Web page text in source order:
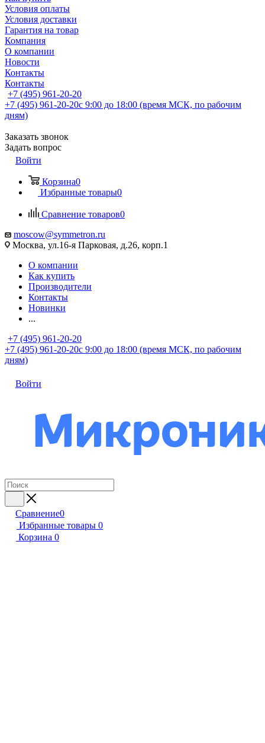
Условия оплаты
Условия доставки
Гарантия на товар
Компания
О компании
Новости
Контакты
Контакты
+7 (495) 961-20-20
+7 (495) 961-20-20с 9:00 до 18:00 (время МСК, по рабочим
дням)
Заказать звонок
Задать вопрос
Войти
Корзина0
Избранные товары0
Сравнение товаров0
moscow@symmetron.ru
Москва, ул.16-я Парковая, д.26, корп.1
О компании
Как купить
Производители
Контакты
Новинки
...
+7 (495) 961-20-20
+7 (495) 961-20-20с 9:00 до 18:00 (время МСК, по рабочим
дням)
Войти
Сравнение0
Избранные товары 0
Корзина 0